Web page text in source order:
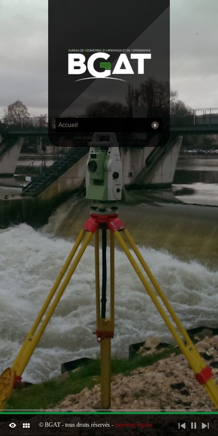
© BGAT - tous droits réservés - mentions légales